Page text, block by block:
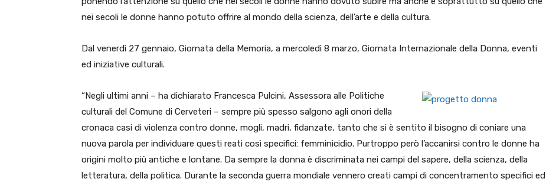
nei secoli le donne hanno potuto offrire al mondo della scienza, dell’arte e della cultura.
Dal venerdì 27 gennaio, Giornata della Memoria, a mercoledì 8 marzo, Giornata Internazionale della Donna, eventi
ed iniziative culturali.
“Negli ultimi anni – ha dichiarato Francesca Pulcini, Assessora alle Politiche
culturali del Comune di Cerveteri – sempre più spesso salgono agli onori della
cronaca casi di violenza contro donne, mogli, madri, fidanzate, tanto che si è sentito il bisogno di coniare una
nuova parola per individuare questi reati così specifici: femminicidio. Purtroppo però l’accanirsi contro le donne ha
origini molto più antiche e lontane. Da sempre la donna è discriminata nei campi del sapere, della scienza, della
letteratura, della politica. Durante la seconda guerra mondiale vennero creati campi di concentramento specifici ed